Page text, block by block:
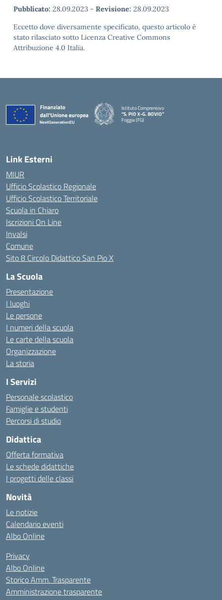
Pubblicato: 28.09.2023 - Revisione: 28.09.2023
Eccetto dove diversamente specificato, questo articolo è
stato rilasciato sotto Licenza Creative Commons
Attribuzione 4.0 Italia.
Istituto Comprensivo
“S. PIO X-G. BOVIO”
Foggia (FG)
— Visita la pagina iniziale della scuola
Link Esterni
MIUR
Ufficio Scolastico Regionale
Ufficio Scolastico Territoriale
Scuola in Chiaro
Iscrizioni On Line
Invalsi
Comune
Sito 8 Circolo Didattico San Pio X
La Scuola
Presentazione
I luoghi
Le persone
I numeri della scuola
Le carte della scuola
Organizzazione
La storia
I Servizi
Personale scolastico
Famiglie e studenti
Percorsi di studio
Didattica
Offerta formativa
Le schede didattiche
I progetti delle classi
Novità
Le notizie
Calendario eventi
Albo Online
Privacy
Albo Online
Storico Amm. Trasparente
Amministrazione trasparente